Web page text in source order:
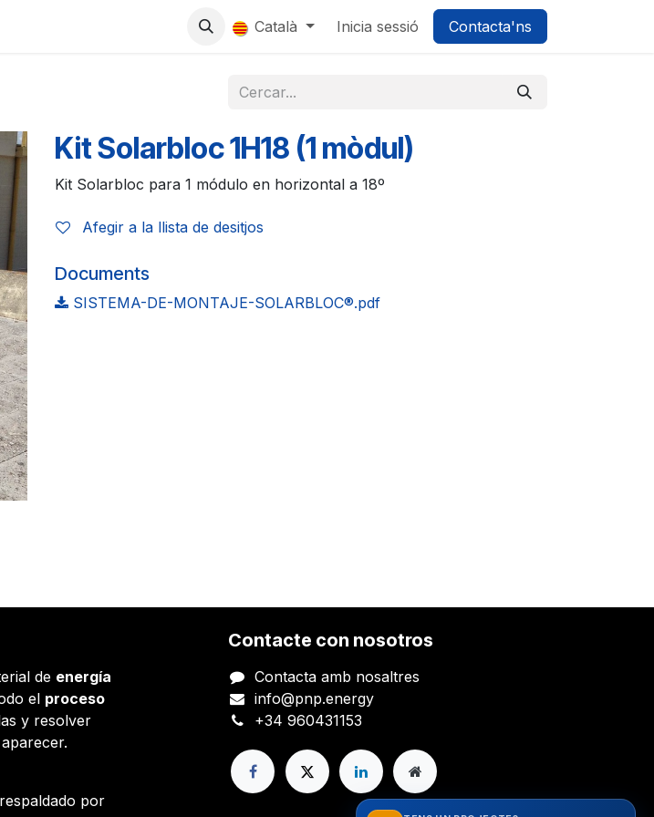
TREBALLA AMB NOSALTRES 0
Català Inicia sessió Contacta'ns
Kit Solarbloc 1H18 (1 mòdul)
Kit Solarbloc para 1 módulo en horizontal a 18º
Afegir a la llista de desitjos
Documents
SISTEMA-DE-MONTAJE-SOLARBLOC®.pdf
de energía
el proceso
y resolver
respaldado por
Contacte con nosotros
Contacta amb nosaltres
info@pnp.energy
+34 960431153